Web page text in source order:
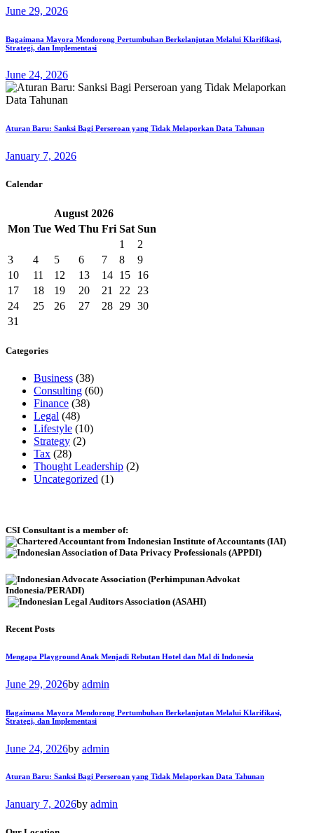
June 29, 2026
Bagaimana Mayora Mendorong Pertumbuhan Berkelanjutan Melalui Klarifikasi,
Strategi, dan Implementasi
June 24, 2026
Aturan Baru: Sanksi Bagi Perseroan yang Tidak Melaporkan Data Tahunan
January 7, 2026
Calendar
August 2026
Mon Tue Wed Thu Fri Sat Sun
1
2
3
4 5 6 7 8
9
10
11 12 13 14 15
16
17
18 19 20 21 22
23
24
25 26 27 28 29 30
31
Categories
Business (38)
Consulting (60)
Finance (38)
Legal (48)
Lifestyle (10)
Strategy (2)
Tax (28)
Thought Leadership (2)
Uncategorized (1)
CSI Consultant is a member of:
Recent Posts
Mengapa Playground Anak Menjadi Rebutan Hotel dan Mal di Indonesia
June 29, 2026by admin
Bagaimana Mayora Mendorong Pertumbuhan Berkelanjutan Melalui Klarifikasi,
Strategi, dan Implementasi
June 24, 2026by admin
Aturan Baru: Sanksi Bagi Perseroan yang Tidak Melaporkan Data Tahunan
January 7, 2026by admin